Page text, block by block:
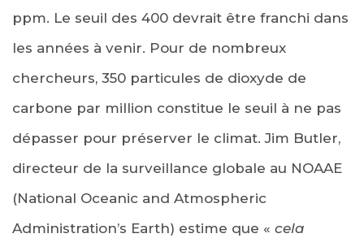
ppm. Le seuil des 400 devrait être franchi dans
les années à venir. Pour de nombreux
chercheurs, 350 particules de dioxyde de
carbone par million constitue le seuil à ne pas
dépasser pour préserver le climat. Jim Butler,
directeur de la surveillance globale au NOAAE
(National Oceanic and Atmospheric
Administration’s Earth) estime que « cela